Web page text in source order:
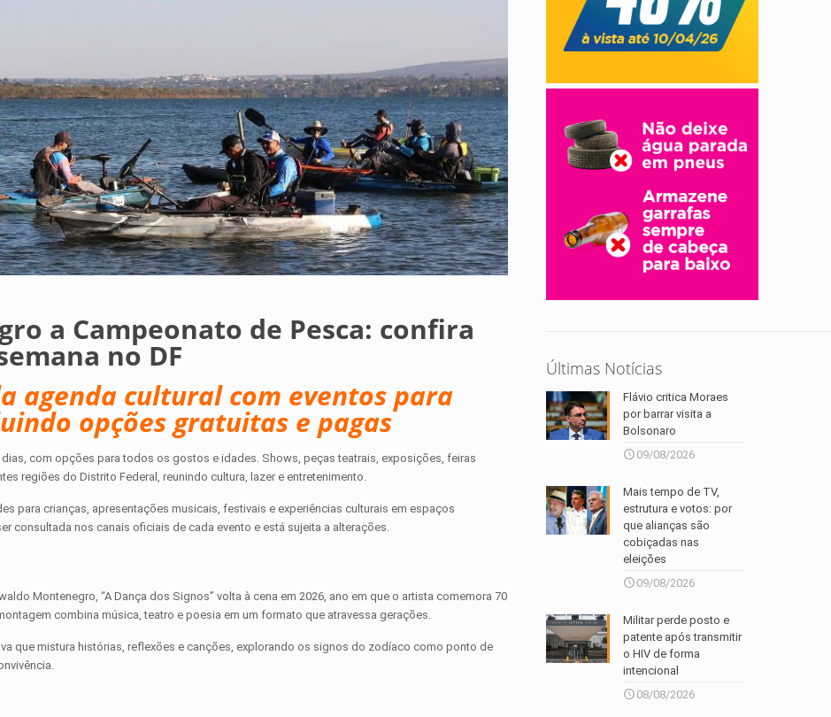
a Campeonato de Pesca: confira
no DF
agenda cultural com eventos para
opções gratuitas e pagas
com opções para todos os gostos e idades. Shows, peças teatrais, exposições, feiras
regiões do Distrito Federal, reunindo cultura, lazer e entretenimento.
para crianças, apresentações musicais, festivais e experiências culturais em espaços
consultada nos canais oficiais de cada evento e está sujeita a alterações.
Montenegro, “A Dança dos Signos” volta à cena em 2026, ano em que o artista comemora 70
combina música, teatro e poesia em um formato que atravessa gerações.
que mistura histórias, reflexões e canções, explorando os signos do zodíaco como ponto de
Últimas Notícias
Flávio critica Moraes
por barrar visita a
Bolsonaro
09/08/2026
Mais tempo de TV,
estrutura e votos: por
que alianças são
cobiçadas nas
eleições
09/08/2026
Militar perde posto e
patente após transmitir
o HIV de forma
intencional
08/08/2026